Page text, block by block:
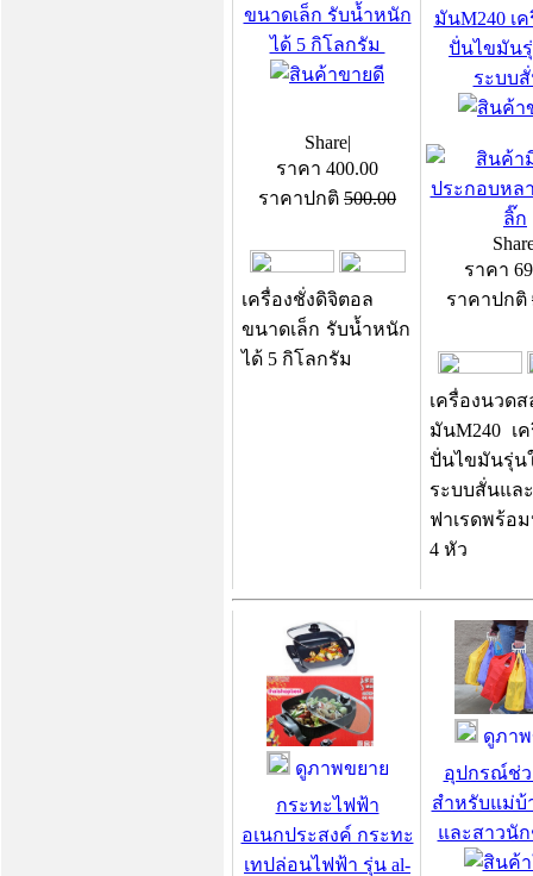
ขนาดเล็ก รับน้ำหนัก
ได้ 5 กิโลกรัม
Share|
ราคา 400.00
ราคาปกติ 500.00
เครื่องชั่งดิจิตอล
ขนาดเล็ก รับน้ำหนัก
ได้ 5 กิโลกรัม
มันM240 เ
ปั่นไขมัน
ระบบ
ราคา
ราคาปกติ
เครื่องนวด
มันM240 เ
ปั่นไขมันรุ่น
ระบบสั่นแล
ฟาเรดพร้อ
4 หัว
ดูภาพขยาย
กระทะไฟฟ้า
อเนกประสงค์ กระทะ
เทปล่อนไฟฟ้า รุ่น al-
ดูภา
อุปกรณ์ช่ว
สำหรับแม่บ้
และสาวนั